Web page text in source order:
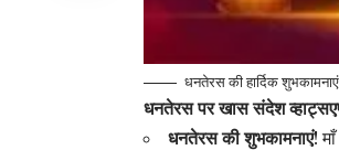
धनतेरस की हार्दिक शुभकामनाएं
धनतेरस पर खास संदेश
धनतेरस की शुभकामनाएं!